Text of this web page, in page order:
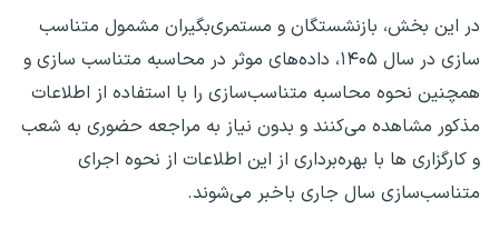
در این بخش، بازنشستگان و مستمری‌بگیران مشمول متناسب
سازی در سال ۱۴۰۵، داده‌های موثر در محاسبه متناسب سازی و
همچنین نحوه محاسبه متناسب‌سازی را با استفاده از اطلاعات
مذکور مشاهده می‌کنند و بدون نیاز به مراجعه حضوری به شعب
و کارگزاری ها با بهره‌برداری از این اطلاعات از نحوه اجرای
متناسب‌سازی سال جاری باخبر می‌شوند.